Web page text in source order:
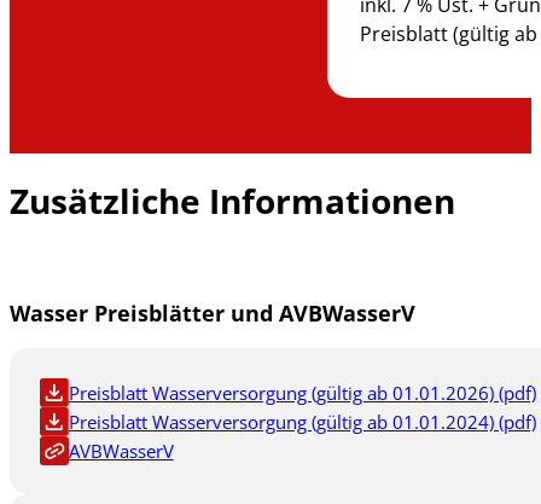
Preisblatt (gültig ab
Zusätzliche Informationen
Wasser Preisblätter und AVBWasserV
Preisblatt Wasserversorgung (gültig ab 01.01.2026) (pdf)
Preisblatt Wasserversorgung (gültig ab 01.01.2024) (pdf)
AVBWasserV